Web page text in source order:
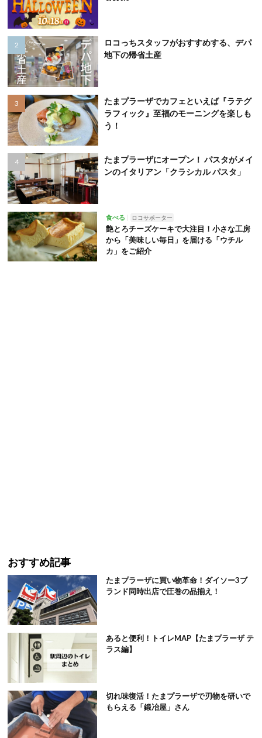
ロコっちスタッフがおすすめする、デパ
地下の帰省土産
たまプラーザでカフェといえば『ラテグ
ラフィック』至福のモーニングを楽しも
う！
たまプラーザにオープン！ パスタがメイ
ンのイタリアン「クラシカル パスタ」
食べる ロコサポーター
艶とろチーズケーキで大注目！小さな工房
から「美味しい毎日」を届ける「ウチル
カ」をご紹介
おすすめ記事
たまプラーザに買い物革命！ダイソー3ブ
ランド同時出店で圧巻の品揃え！
あると便利！トイレMAP【たまプラーザ テ
ラス編】
切れ味復活！たまプラーザで刃物を研いで
もらえる「鍛冶屋」さん